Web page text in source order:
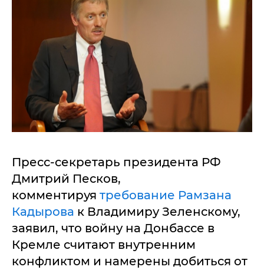
Пресс-секретарь президента РФ
Дмитрий Песков,
комментируя требование Рамзана
Кадырова к Владимиру Зеленскому,
заявил, что войну на Донбассе в
Кремле считают внутренним
конфликтом и намерены добиться от